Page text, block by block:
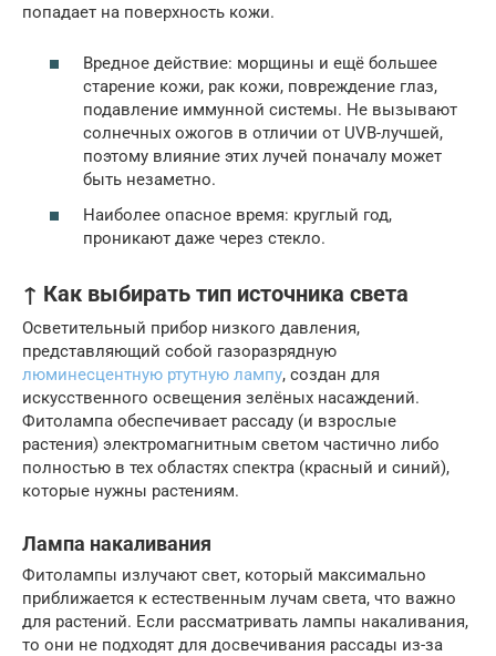
попадает на поверхность кожи.
Вредное действие: морщины и ещё большее
старение кожи, рак кожи, повреждение глаз,
подавление иммунной системы. Не вызывают
солнечных ожогов в отличии от UVB-лучшей,
поэтому влияние этих лучей поначалу может
быть незаметно.
Наиболее опасное время: круглый год,
проникают даже через стекло.
↑ Как выбирать тип источника света
Осветительный прибор низкого давления,
представляющий собой газоразрядную
люминесцентную ртутную лампу, создан для
искусственного освещения зелёных насаждений.
Фитолампа обеспечивает рассаду (и взрослые
растения) электромагнитным светом частично либо
полностью в тех областях спектра (красный и синий),
которые нужны растениям.
Лампа накаливания
Фитолампы излучают свет, который максимально
приближается к естественным лучам света, что важно
для растений. Если рассматривать лампы накаливания,
то они не подходят для досвечивания рассады из-за